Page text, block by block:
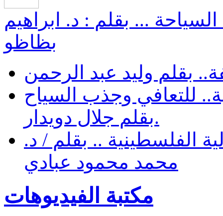
... بقلم : د. ابراهيم
بظاظو
بقلم وليد عبد الرحمن
للتعافي وجذب السياح
.بقلم جلال دويدار
الفلسطينية .. بقلم / د.
محمد محمود عبادي
مكتبة الفيديوهات